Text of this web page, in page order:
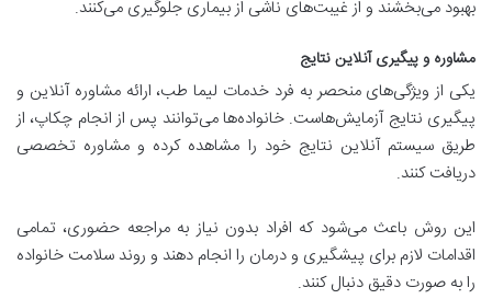
بهبود می‌بخشند و از غیبت‌های ناشی از بیماری جلوگیری می‌کنند.
مشاوره و پیگیری آنلاین نتایج
یکی از ویژگی‌های منحصر به فرد خدمات لیما طب، ارائه مشاوره آنلاین و
پیگیری نتایج آزمایش‌هاست. خانواده‌ها می‌توانند پس از انجام چکاپ، از
طریق سیستم آنلاین نتایج خود را مشاهده کرده و مشاوره تخصصی
دریافت کنند.
این روش باعث می‌شود که افراد بدون نیاز به مراجعه حضوری، تمامی
اقدامات لازم برای پیشگیری و درمان را انجام دهند و روند سلامت خانواده
را به صورت دقیق دنبال کنند.